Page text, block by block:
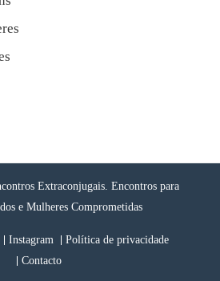
Extraconjugais. Encontros para
e Mulheres Comprometidas
Instagram
Política de privacidade
Contacto